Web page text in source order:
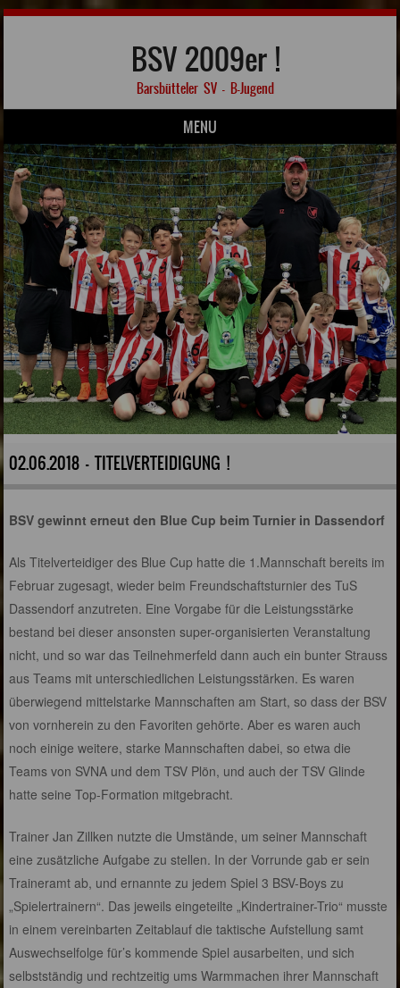
BSV 2009er !
Barsbütteler SV – B-Jugend
MENU
Skip to content
02.06.2018 - TITELVERTEIDIGUNG !
BSV gewinnt erneut den Blue Cup beim Turnier in Dassendorf
Als Titelverteidiger des Blue Cup hatte die 1.Mannschaft bereits im
Februar zugesagt, wieder beim Freundschaftsturnier des TuS
Dassendorf anzutreten. Eine Vorgabe für die Leistungsstärke
bestand bei dieser ansonsten super-organisierten Veranstaltung
nicht, und so war das Teilnehmerfeld dann auch ein bunter Strauss
aus Teams mit unterschiedlichen Leistungsstärken. Es waren
überwiegend mittelstarke Mannschaften am Start, so dass der BSV
von vornherein zu den Favoriten gehörte. Aber es waren auch
noch einige weitere, starke Mannschaften dabei, so etwa die
Teams von SVNA und dem TSV Plön, und auch der TSV Glinde
hatte seine Top-Formation mitgebracht.
Trainer Jan Zillken nutzte die Umstände, um seiner Mannschaft
eine zusätzliche Aufgabe zu stellen. In der Vorrunde gab er sein
Traineramt ab, und ernannte zu jedem Spiel 3 BSV-Boys zu
„Spielertrainern“. Das jeweils eingeteilte „Kindertrainer-Trio“ musste
in einem vereinbarten Zeitablauf die taktische Aufstellung samt
Auswechselfolge für’s kommende Spiel ausarbeiten, und sich
selbstständig und rechtzeitig ums Warmmachen ihrer Mannschaft